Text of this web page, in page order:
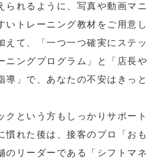
られるように、写真や動画マニ
いトレーニング教材をご用意し
えて、「一つ一つ確実にステッ
ニングプログラム」と「店長や
導」で、あなたの不安はきっと
クという方もしっかりサポート
慣れた後は、接客のプロ「おも
のリーダーである「シフトマネ